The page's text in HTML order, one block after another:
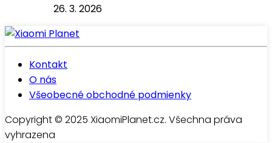
26. 3. 2026
Kontakt
O nás
Všeobecné obchodné podmienky
Copyright © 2025 XiaomiPlanet.cz. Všechna práva
vyhrazena